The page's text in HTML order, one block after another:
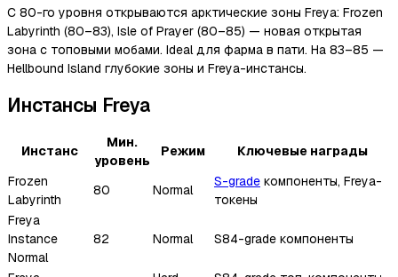
С 80-го уровня открываются арктические зоны Freya: Frozen
Labyrinth (80–83), Isle of Prayer (80–85) — новая открытая
зона с топовыми мобами. Ideal для фарма в пати. На 83–85 —
Hellbound Island глубокие зоны и Freya-инстансы.
Инстансы Freya
Инстанс
Мин.
уровень
Режим
Ключевые награды
Frozen
Labyrinth
80 Normal
S-grade компоненты, Freya-
токены
Freya
Instance
Normal
82 Normal S84-grade компоненты